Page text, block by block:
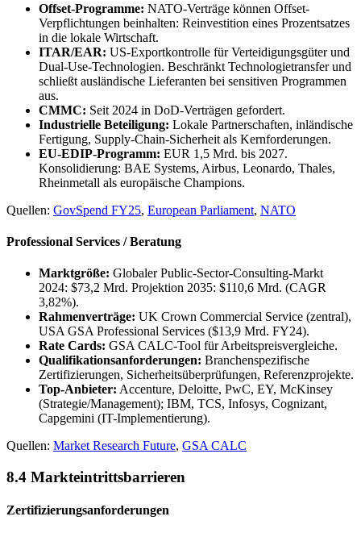
Offset-Programme: NATO-Verträge können Offset-
Verpflichtungen beinhalten: Reinvestition eines Prozentsatzes
in die lokale Wirtschaft.
ITAR/EAR: US-Exportkontrolle für Verteidigungsgüter und
Dual-Use-Technologien. Beschränkt Technologietransfer und
schließt ausländische Lieferanten bei sensitiven Programmen
aus.
CMMC: Seit 2024 in DoD-Verträgen gefordert.
Industrielle Beteiligung: Lokale Partnerschaften, inländische
Fertigung, Supply-Chain-Sicherheit als Kernforderungen.
EU-EDIP-Programm: EUR 1,5 Mrd. bis 2027.
Konsolidierung: BAE Systems, Airbus, Leonardo, Thales,
Rheinmetall als europäische Champions.
Quellen: GovSpend FY25, European Parliament, NATO
Professional Services / Beratung
Marktgröße: Globaler Public-Sector-Consulting-Markt
2024: $73,2 Mrd. Projektion 2035: $110,6 Mrd. (CAGR
3,82%).
Rahmenverträge: UK Crown Commercial Service (zentral),
USA GSA Professional Services ($13,9 Mrd. FY24).
Rate Cards: GSA CALC-Tool für Arbeitspreisvergleiche.
Qualifikationsanforderungen: Branchenspezifische
Zertifizierungen, Sicherheitsüberprüfungen, Referenzprojekte.
Top-Anbieter: Accenture, Deloitte, PwC, EY, McKinsey
(Strategie/Management); IBM, TCS, Infosys, Cognizant,
Capgemini (IT-Implementierung).
Quellen: Market Research Future, GSA CALC
8.4 Markteintrittsbarrieren
Zertifizierungsanforderungen